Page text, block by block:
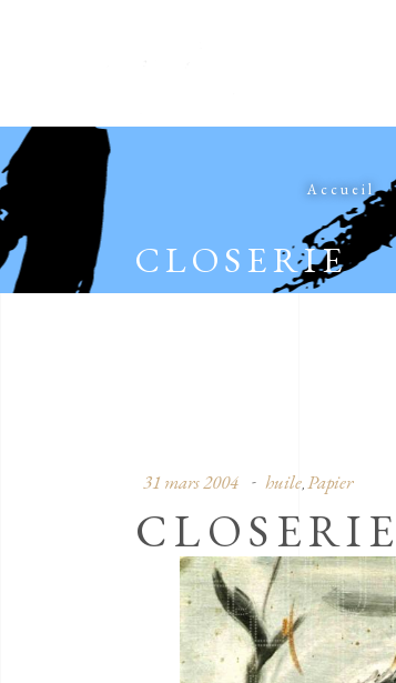
Accueil
CLOSERIE
31 mars 2004 huile, Papier
CLOSERIE